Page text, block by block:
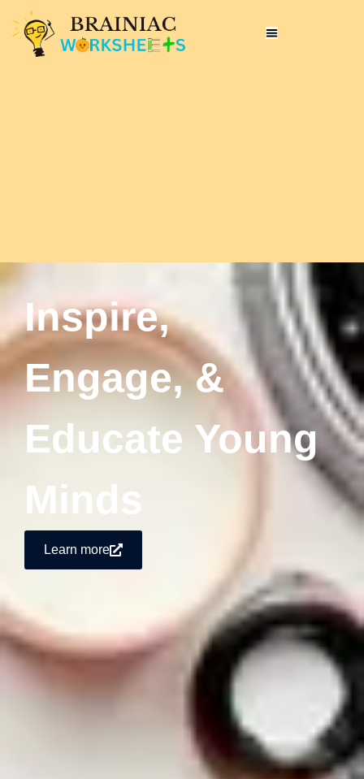
Inspire,
Engage, &
Educate Young
Minds
Learn more